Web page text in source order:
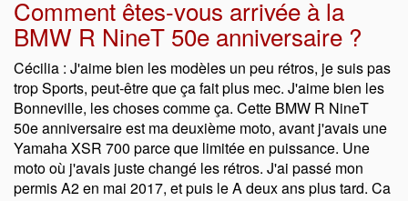
Comment êtes-vous arrivée à la
BMW R NineT 50e anniversaire ?
Cécilia : J'aime bien les modèles un peu rétros, je suis pas
trop Sports, peut-être que ça fait plus mec. J'aime bien les
Bonneville, les choses comme ça. Cette BMW R NineT
50e anniversaire est ma deuxième moto, avant j'avais une
Yamaha XSR 700 parce que limitée en puissance. Une
moto où j'avais juste changé les rétros. J'ai passé mon
permis A2 en mai 2017, et puis le A deux ans plus tard. Ca